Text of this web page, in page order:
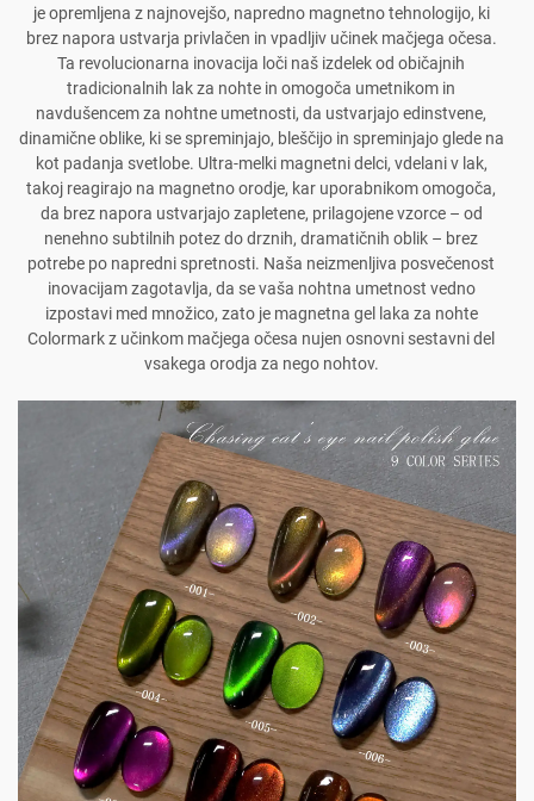
je opremljena z najnovejšo, napredno magnetno tehnologijo, ki
brez napora ustvarja privlačen in vpadljiv učinek mačjega očesa.
Ta revolucionarna inovacija loči naš izdelek od običajnih
tradicionalnih lak za nohte in omogoča umetnikom in
navdušencem za nohtne umetnosti, da ustvarjajo edinstvene,
dinamične oblike, ki se spreminjajo, bleščijo in spreminjajo glede na
kot padanja svetlobe. Ultra-melki magnetni delci, vdelani v lak,
takoj reagirajo na magnetno orodje, kar uporabnikom omogoča,
da brez napora ustvarjajo zapletene, prilagojene vzorce – od
nenehno subtilnih potez do drznih, dramatičnih oblik – brez
potrebe po napredni spretnosti. Naša neizmenljiva posvečenost
inovacijam zagotavlja, da se vaša nohtna umetnost vedno
izpostavi med množico, zato je magnetna gel laka za nohte
Colormark z učinkom mačjega očesa nujen osnovni sestavni del
vsakega orodja za nego nohtov.